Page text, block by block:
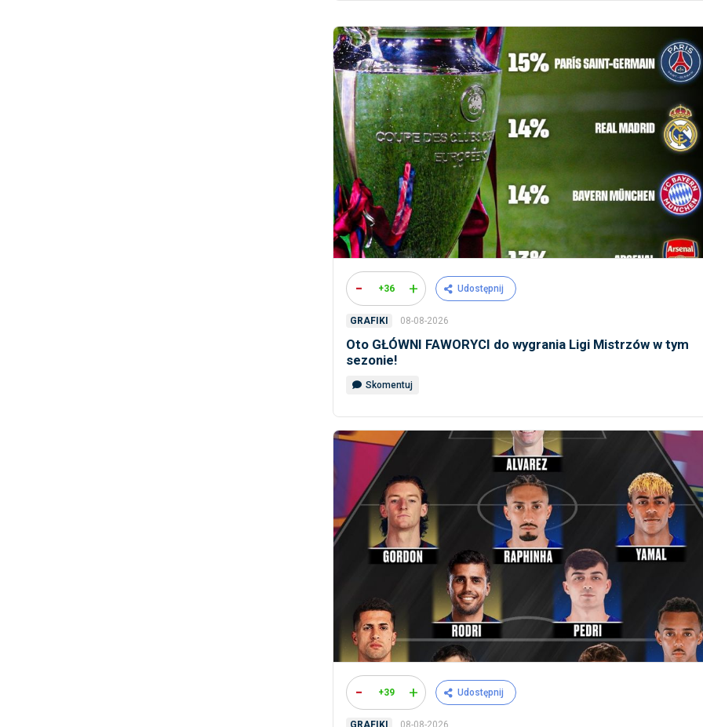
- +36 + Udostępnij
GRAFIKI 08-08-2026
Oto GŁÓWNI FAWORYCI do wygrania Ligi Mistrzów w tym
sezonie!
Skomentuj
- +39 + Udostępnij
08-08-2026